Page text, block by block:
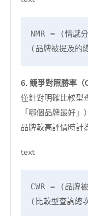
NMR = (情感
(品牌被提及
6. 競爭對照勝率（
僅針對明確比較型
「哪個品牌最好
品牌較高評價時計
text
CWR = (品牌
(比較型查詢